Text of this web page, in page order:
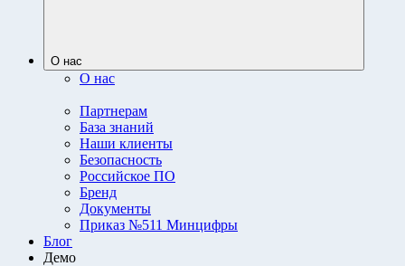
О нас
О нас
Партнерам
База знаний
Наши клиенты
Безопасность
Российское ПО
Бренд
Документы
Приказ №511 Минцифры
Блог
Демо